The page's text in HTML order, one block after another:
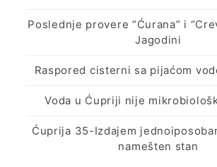
Poslednje provere “Ćurana” i
Jagodini
Raspored cisterni sa pijaćom
Voda u Ćupriji nije
Ćuprija 35-Izdajem
namešten stan